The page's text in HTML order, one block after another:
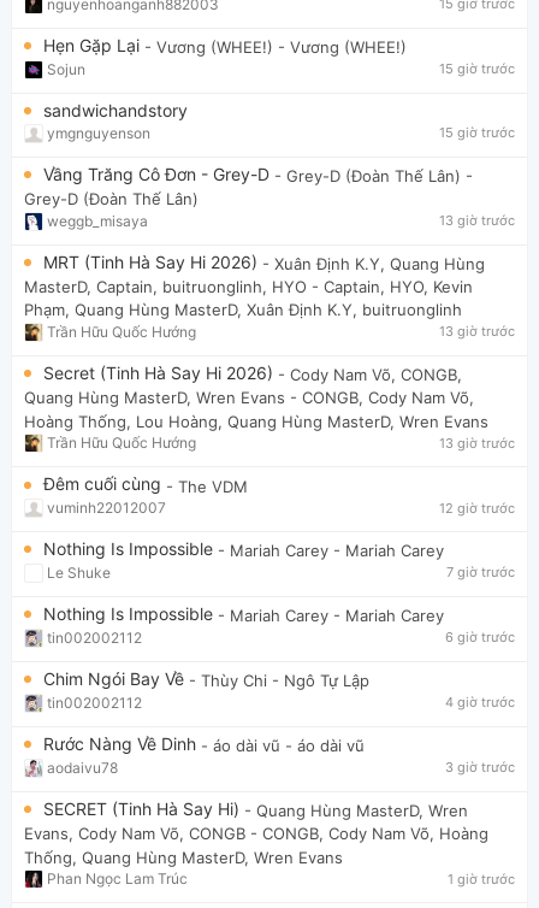
nguyenhoanganh882003 15 giờ trước
Hẹn Gặp Lại - Vương (WHEE!) - Vương (WHEE!)
Sojun 15 giờ trước
sandwichandstory
ymgnguyenson 15 giờ trước
Vầng Trăng Cô Đơn - Grey-D - Grey-D (Đoàn Thế Lân) -
Grey-D (Đoàn Thế Lân)
weggb_misaya 13 giờ trước
MRT (Tinh Hà Say Hi 2026) - Xuân Định K.Y, Quang Hùng
MasterD, Captain, buitruonglinh, HYO - Captain, HYO, Kevin
Phạm, Quang Hùng MasterD, Xuân Định K.Y, buitruonglinh
Trần Hữu Quốc Hướng 13 giờ trước
Secret (Tinh Hà Say Hi 2026) - Cody Nam Võ, CONGB,
Quang Hùng MasterD, Wren Evans - CONGB, Cody Nam Võ,
Hoàng Thống, Lou Hoàng, Quang Hùng MasterD, Wren Evans
Trần Hữu Quốc Hướng 13 giờ trước
Đêm cuối cùng - The VDM
vuminh22012007 12 giờ trước
Nothing Is Impossible - Mariah Carey - Mariah Carey
Le Shuke 7 giờ trước
Nothing Is Impossible - Mariah Carey - Mariah Carey
tin002002112 6 giờ trước
Chim Ngói Bay Về - Thùy Chi - Ngô Tự Lập
tin002002112 4 giờ trước
Rước Nàng Về Dinh - áo dài vũ - áo dài vũ
aodaivu78 3 giờ trước
SECRET (Tinh Hà Say Hi) - Quang Hùng MasterD, Wren
Evans, Cody Nam Võ, CONGB - CONGB, Cody Nam Võ, Hoàng
Thống, Quang Hùng MasterD, Wren Evans
Phan Ngọc Lam Trúc 1 giờ trước